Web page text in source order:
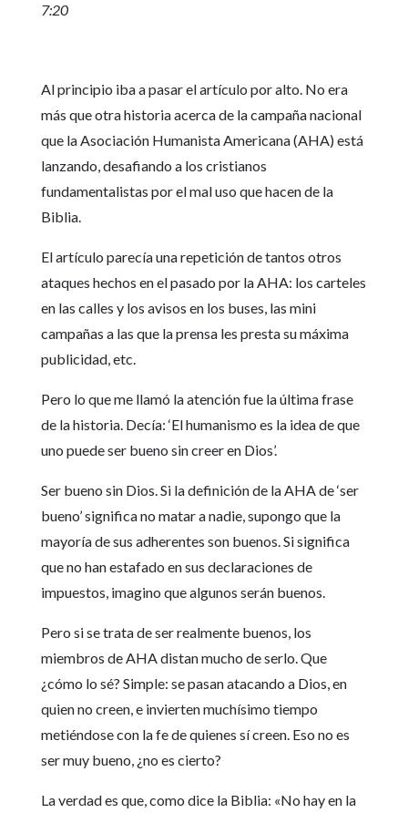
7:20
Al principio iba a pasar el artículo por alto. No era
más que otra historia acerca de la campaña nacional
que la Asociación Humanista Americana (AHA) está
lanzando, desafiando a los cristianos
fundamentalistas por el mal uso que hacen de la
Biblia.
El artículo parecía una repetición de tantos otros
ataques hechos en el pasado por la AHA: los carteles
en las calles y los avisos en los buses, las mini
campañas a las que la prensa les presta su máxima
publicidad, etc.
Pero lo que me llamó la atención fue la última frase
de la historia. Decía: ‘El humanismo es la idea de que
uno puede ser bueno sin creer en Dios’.
Ser bueno sin Dios. Si la definición de la AHA de ‘ser
bueno’ significa no matar a nadie, supongo que la
mayoría de sus adherentes son buenos. Si significa
que no han estafado en sus declaraciones de
impuestos, imagino que algunos serán buenos.
Pero si se trata de ser realmente buenos, los
miembros de AHA distan mucho de serlo. Que
¿cómo lo sé? Simple: se pasan atacando a Dios, en
quien no creen, e invierten muchísimo tiempo
metiéndose con la fe de quienes sí creen. Eso no es
ser muy bueno, ¿no es cierto?
La verdad es que, como dice la Biblia: «No hay en la